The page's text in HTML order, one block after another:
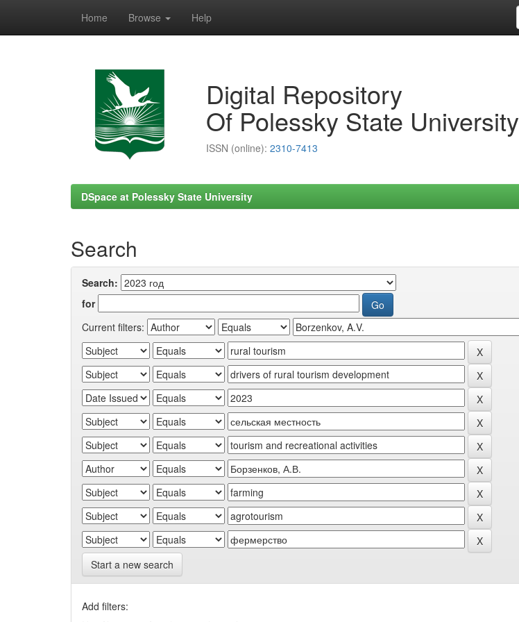
Home Browse Help
Digital Repository
Of Polessky State University
ISSN (online): 2310-7413
DSpace at Polessky State University
Search
Search:
for
Current filters:
Start a new search
Add filters: